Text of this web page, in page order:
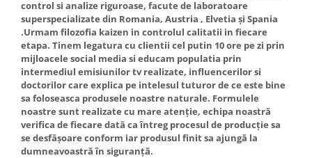
control si analize riguroase, facute de laboratoare
superspecializate din Romania, Austria , Elvetia și Spania
.Urmam filozofia kaizen in controlul calitatii in fiecare
etapa. Tinem legatura cu clientii cel putin 10 ore pe zi prin
mijloacele social media si educam populatia prin
intermediul emisiunilor tv realizate, influencerilor si
doctorilor care explica pe intelesul tuturor de ce este bine
sa foloseasca produsele noastre naturale. Formulele
noastre sunt realizate cu mare atenție, echipa noastră
verifica de fiecare dată ca întreg procesul de producție sa
se desfășoare conform iar produsul finit sa ajungă la
dumneavoastră în siguranță.